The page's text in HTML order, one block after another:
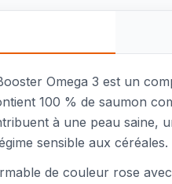
Omega 3 est un
100 % de saumon
à une peau saine,
sensible aux céréales.
de couleur rose